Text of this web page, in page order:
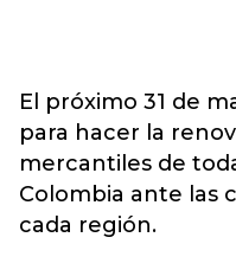
El próximo 31 de
para hacer la
mercantiles de
Colombia ante las
cada región.